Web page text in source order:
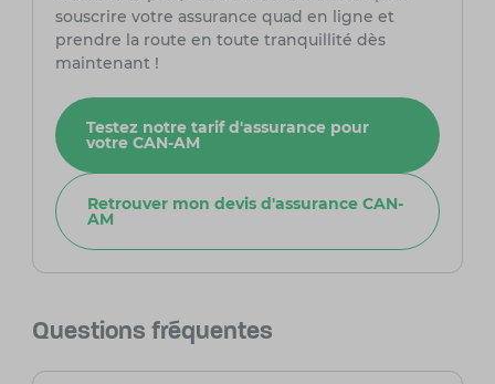
souscrire votre assurance quad en ligne et
prendre la route en toute tranquillité dès
maintenant !
Testez notre tarif d'assurance pour
votre CAN-AM
Retrouver mon devis d'assurance CAN-
AM
Questions fréquentes